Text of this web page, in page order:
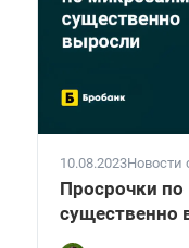
10.08.2023Новости
Просрочки
существенно